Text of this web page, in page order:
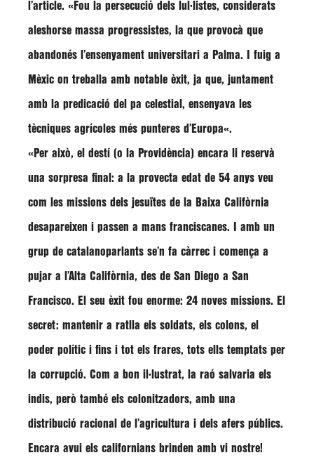
l’article. «Fou la persecució dels lul·listes, considerats
aleshorse massa progressistes, la que provocà que
abandonés l’ensenyament universitari a Palma. I fuig a
Mèxic on treballa amb notable èxit, ja que, juntament
amb la predicació del pa celestial, ensenyava les
tècniques agrícoles més punteres d’Europa«.
«Per això, el destí (o la Providència) encara li reservà
una sorpresa final: a la provecta edat de 54 anys veu
com les missions dels jesuïtes de la Baixa Califòrnia
desapareixen i passen a mans franciscanes. I amb un
grup de catalanoparlants se’n fa càrrec i comença a
pujar a l’Alta Califòrnia, des de San Diego a San
Francisco. El seu èxit fou enorme: 24 noves missions. El
secret: mantenir a ratlla els soldats, els colons, el
poder polític i fins i tot els frares, tots ells temptats per
la corrupció. Com a bon il·lustrat, la raó salvaria els
indis, però també els colonitzadors, amb una
distribució racional de l’agricultura i dels afers públics.
Encara avui els californians brinden amb vi nostre!